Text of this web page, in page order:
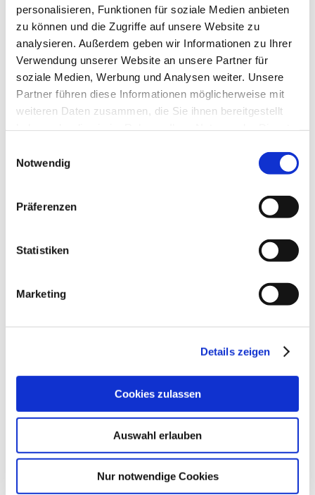
personalisieren, Funktionen für soziale Medien anbieten
zu können und die Zugriffe auf unsere Website zu
analysieren. Außerdem geben wir Informationen zu Ihrer
Verwendung unserer Website an unsere Partner für
soziale Medien, Werbung und Analysen weiter. Unsere
Partner führen diese Informationen möglicherweise mit
weiteren Daten zusammen, die Sie ihnen bereitgestellt
Notwendig
Präferenzen
Statistiken
Marketing
Details zeigen
Cookies zulassen
Auswahl erlauben
Nur notwendige Cookies
des Kindes wird gefördert. Die Babymassage wirkt
entspannend. 6 Termine
Unterstützung beim Ausfüllen von Formularen
Ihr habt Fragen zu einem Antrag oder kommt mit
einem Formular nicht weiter. Gemeinsam versuchen
wir das Problem zu lösen.
In dem vorbereiteten Raum kann dein Kind frei
Während ihr eure Kinder beim Spielen begleitet
versorge ich euch, bei Bedarf, mit hilfreichen
Informationen. Und natürlich mit Kaffee oder Tee.
Ich freue mich auf Euch!